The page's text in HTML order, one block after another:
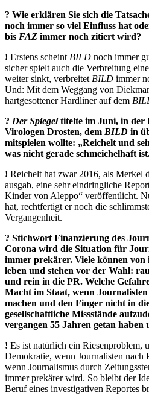
? Wie erklären Sie sich die
noch immer so viel Einfluss hat
bis FAZ immer noch zitiert wird?
! Erstens scheint BILD noch immer
sicher spielt auch die Verbreitung
weiter sinkt, verbreitet BILD immer
Und: Mit dem Weggang von
hartgesottener Hardliner auf dem
? Der Spiegeltitelte im Juni, in der
Virologen Drosten, dem BILD in
mitspielen wollte: „Reichelt und
was nicht gerade schmeichelhaft
! Reichelt hat zwar 2016, als Merkel
ausgab, eine sehr eindringliche
Kinder von Aleppo“ veröffentlicht.
hat, rechtfertigt er noch die
Vergangenheit.
? Stichwort Finanzierung des
Corona wird die Situation für
immer prekärer. Viele können
leben und stehen vor der Wahl:
und rein in die PR. Welche
Macht im Staat, wenn
machen und den Finger nicht in
gesellschaftliche Missstände
vergangen 55 Jahren getan haben
! Es ist natürlich ein Riesenproblem,
Demokratie, wenn Journalisten nach
wenn Journalismus durch
immer prekärer wird. So bleibt der
Beruf eines investigativen Reportes